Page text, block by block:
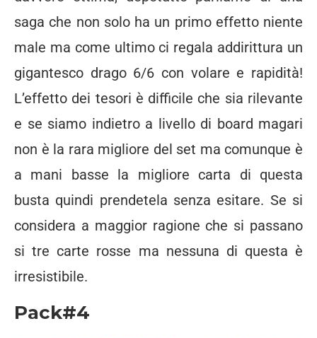
saga che non solo ha un primo effetto niente
male ma come ultimo ci regala addirittura un
gigantesco drago 6/6 con volare e rapidità!
L’effetto dei tesori è difficile che sia rilevante
e se siamo indietro a livello di board magari
non è la rara migliore del set ma comunque è
a mani basse la migliore carta di questa
busta quindi prendetela senza esitare. Se si
considera a maggior ragione che si passano
si tre carte rosse ma nessuna di questa è
irresistibile.
Pack#4